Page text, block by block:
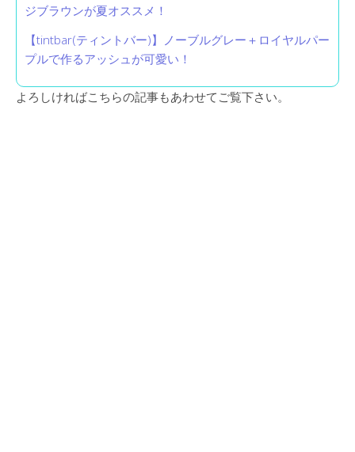
ジブラウンが夏オススメ！
【tintbar(ティントバー)】ノーブルグレー＋ロイヤルパー
プルで作るアッシュが可愛い！
よろしければこちらの記事もあわせてご覧下さい。